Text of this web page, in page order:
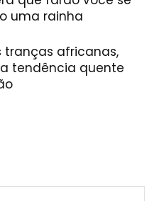
uma rainha
tranças africanas,
tendência quente